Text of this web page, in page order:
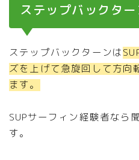
ステップバックター
ステップバックターンは
ズを上げて急旋回して方向
ます。
SUPサーフィン経験者なら
す。